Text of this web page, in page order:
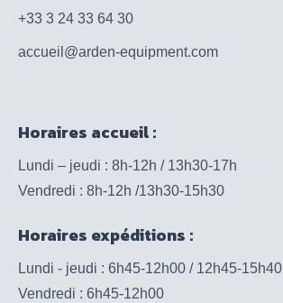
+33 3 24 33 64 30
accueil@arden-equipment.com
Horaires accueil :
Lundi – jeudi : 8h-12h / 13h30-17h
Vendredi : 8h-12h /13h30-15h30
Horaires expéditions :
Lundi - jeudi : 6h45-12h00 / 12h45-15h40
Vendredi : 6h45-12h00